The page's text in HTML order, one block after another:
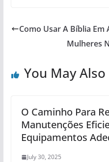
Como Usar A Bíblia
Mulheres
You May Also
O Caminho Para
Manutenções
Equipamentos
July 30, 2025